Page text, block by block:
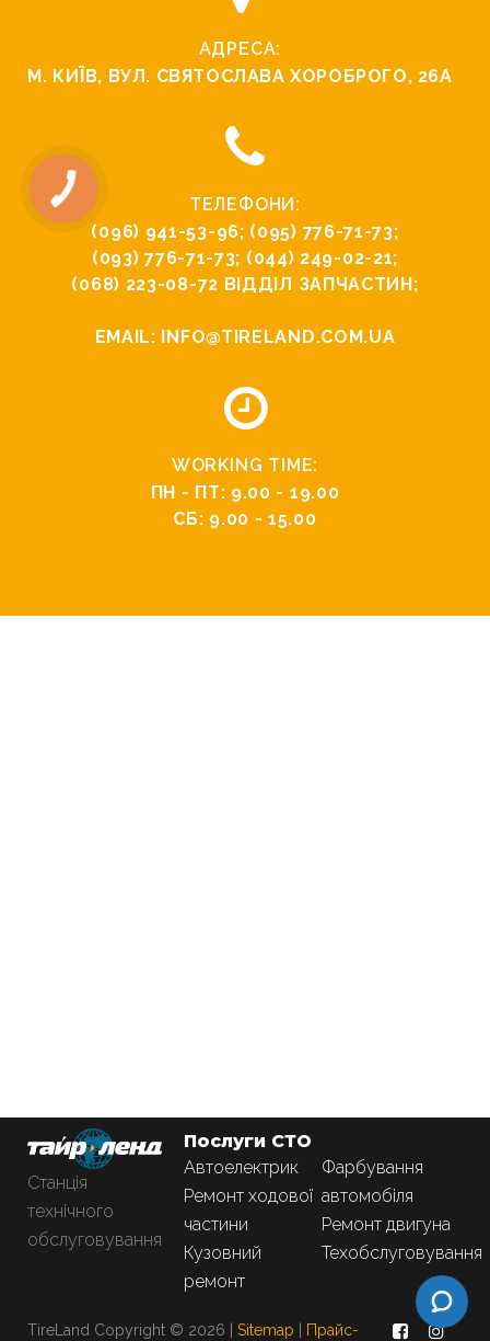
АДРЕСА:
М. КИЇВ, ВУЛ. СВЯТОСЛАВА ХОРОБРОГО, 26А
ТЕЛЕФОНИ:
(096) 941-53-96; (095) 776-71-73;
(093) 776-71-73; (044) 249-02-21;
(068) 223-08-72 ВІДДІЛ ЗАПЧАСТИН;
EMAIL: INFO@TIRELAND.COM.UA
WORKING TIME:
ПН - ПТ: 9.00 - 19.00
СБ: 9.00 - 15.00
Станція
технічного
обслуговування
Послуги СТО
Автоелектрик
Ремонт ходової
частини
Кузовний
ремонт
Фарбування
автомобіля
Ремонт двигуна
Техобслуговування
TireLand Copyright © 2026 | Sitemap Прайс-